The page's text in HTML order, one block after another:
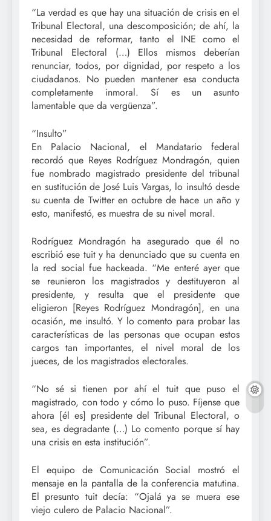
“La verdad es que hay una situación de crisis en el
Tribunal Electoral, una descomposición; de ahí, la
necesidad de reformar, tanto el INE como el
Tribunal Electoral (…) Ellos mismos deberían
renunciar, todos, por dignidad, por respeto a los
ciudadanos. No pueden mantener esa conducta
completamente inmoral. Sí es un asunto
lamentable que da vergüenza”.
“Insulto”
En Palacio Nacional, el Mandatario federal
recordó que Reyes Rodríguez Mondragón, quien
fue nombrado magistrado presidente del tribunal
en sustitución de José Luis Vargas, lo insultó desde
su cuenta de Twitter en octubre de hace un año y
esto, manifestó, es muestra de su nivel moral.
Rodríguez Mondragón ha asegurado que él no
escribió ese tuit y ha denunciado que su cuenta en
la red social fue hackeada. “Me enteré ayer que
se reunieron los magistrados y destituyeron al
presidente, y resulta que el presidente que
eligieron [Reyes Rodríguez Mondragón], en una
ocasión, me insultó. Y lo comento para probar las
características de las personas que ocupan estos
cargos tan importantes, el nivel moral de los
jueces, de los magistrados electorales.
“No sé si tienen por ahí el tuit que puso el
magistrado, con todo y cómo lo puso. Fíjense que
ahora [él es] presidente del Tribunal Electoral, o
sea, es degradante (…) Lo comento porque sí hay
una crisis en esta institución”.
El equipo de Comunicación Social mostró el
mensaje en la pantalla de la conferencia matutina.
El presunto tuit decía: “Ojalá ya se muera ese
viejo culero de Palacio Nacional”.